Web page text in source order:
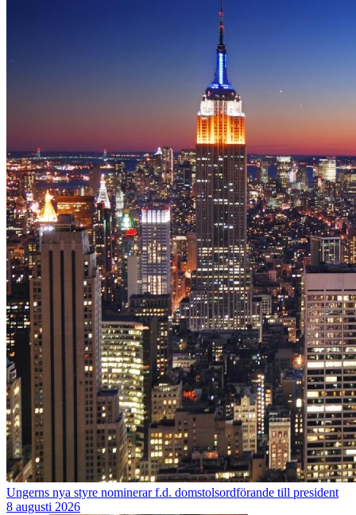
Ungerns nya styre nominerar f.d. domstolsordförande till president
8 augusti 2026